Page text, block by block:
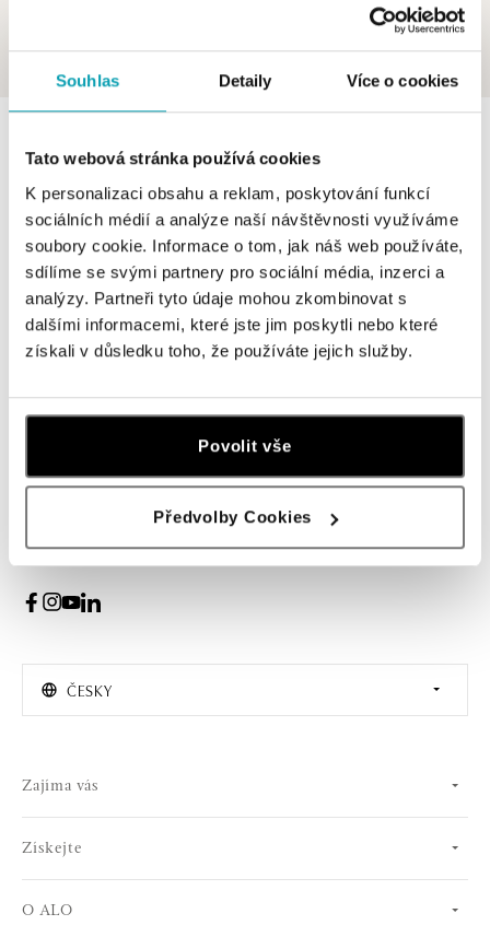
Souhlas Detaily Více o cookies
Tato webová stránka používá cookies
K personalizaci obsahu a reklam, poskytování funkcí
sociálních médií a analýze naší návštěvnosti využíváme
soubory cookie. Informace o tom, jak náš web používáte,
sdílíme se svými partnery pro sociální média, inzerci a
analýzy. Partneři tyto údaje mohou zkombinovat s
dalšími informacemi, které jste jim poskytli nebo které
získali v důsledku toho, že používáte jejich služby.
Povolit vše
Předvolby Cookies
V katalogu nejsou žádné produkty.
Přihlášení k odběru newsletteru
Žena
Muž
ČESKY
Zajíma vás
Získejte
O ALO